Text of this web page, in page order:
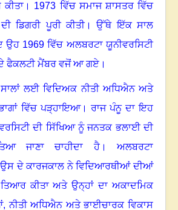
1973 ਵਿੱਚ ਸਮਾਜ ਸ਼ਾਸਤਰ ਵਿੱਚ
ਡਿਗਰੀ ਪੂਰੀ ਕੀਤੀ।ਉੱਥੇ ਇੱਕ ਸਾਲ
ਉਹ 1969 ਵਿੱਚ ਅਲਬਰਟਾ ਯੂਨੀਵਰਸਿਟੀ
ਫੈਕਲਟੀ ਮੈਂਬਰ ਵਜੋਂ ਆ ਗਏ ।
ਲਈ ਵਿਦਿਅਕ ਨੀਤੀ ਅਧਿਐਨ ਅਤੇ
ਵਿੱਚ ਪੜ੍ਹਾਇਆ। ਰਾਜ ਪੰਨੂ ਦਾ ਇਹ
ਦੀ ਸਿੱਖਿਆ ਨੂੰ ਜਨਤਕ ਭਲਾਈ ਦੀ
ਜਾਣਾ ਚਾਹੀਦਾ ਹੈ।ਅਲਬਰਟਾ
ਉਸ ਦੇ ਕਾਰਜਕਾਲ ਨੇ ਵਿਦਿਆਰਥੀਆਂ ਦੀਆਂ
ਕੀਤਾ ਅਤੇ ਉਨ੍ਹਾਂ ਦਾ ਅਕਾਦਮਿਕ
,ਨੀਤੀ ਅਧਿਐਨ ਅਤੇ ਭਾਈਚਾਰਕ ਵਿਕਾਸ